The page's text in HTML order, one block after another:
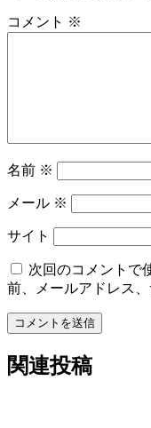
シ
コメント ※
名前 ※
メール ※
サイト
次回のコメントで
前、メールアドレス、
コメントを送信
関連投稿